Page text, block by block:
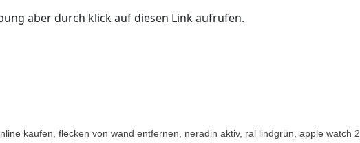
aber durch klick auf diesen Link aufrufen.
kaufen, flecken von wand entfernen, neradin aktiv, ral lindgrün, apple watch 2,